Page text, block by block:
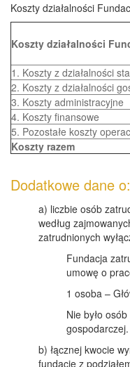
Koszty działalności
Koszty działalności
1. Koszty z działalności
2. Koszty z działalności
3. Koszty administracyjne
4. Koszty finansowe
5. Pozostałe koszty
Koszty razem
Dodatkowe dane o:
a) liczbie osób
według
zatrudnionych
Fundacja
umowę o
1 osoba –
Nie było
gospodarczej.
b) łącznej kwocie
fundacje z